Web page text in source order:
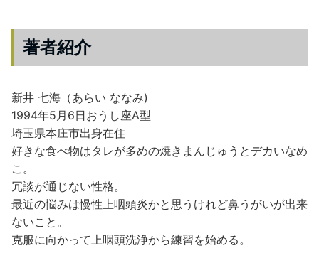
著者紹介
新井 七海（あらい ななみ)
1994年5月6日おうし座A型
埼玉県本庄市出身在住
好きな食べ物はタレが多めの焼きまんじゅうとデカいなめ
こ。
冗談が通じない性格。
最近の悩みは慢性上咽頭炎かと思うけれど鼻うがいが出来
ないこと。
克服に向かって上咽頭洗浄から練習を始める。